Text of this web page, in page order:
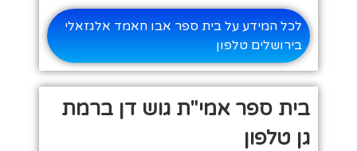
לכל המידע על בית ספר אבו חאמד אלגזאלי
בירושלים טלפון
בית ספר אמי"ת גוש דן ברמת
גן טלפון